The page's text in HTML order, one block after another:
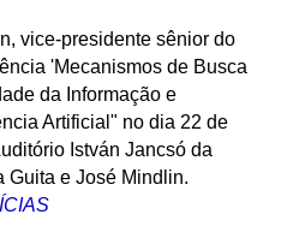
vice-presidente sênior do
'Mecanismos de Busca
da Informação e
Artificial" no dia 22 de
István Jancsó da
Guita e José Mindlin.